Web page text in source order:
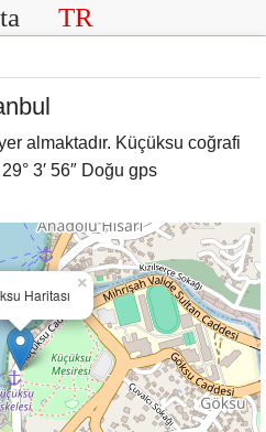
TR
almaktadır. Küçüksu coğrafi
3′ 56″ Doğu gps
Haritası
×